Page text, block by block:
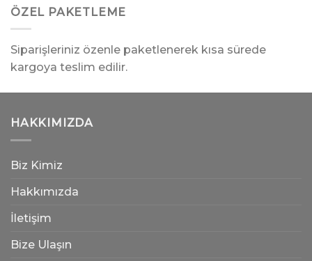
ÖZEL PAKETLEME
Siparişleriniz özenle paketlenerek kısa sürede
kargoya teslim edilir.
HAKKIMIZDA
Biz Kimiz
Hakkımızda
İletişim
Bize Ulaşın